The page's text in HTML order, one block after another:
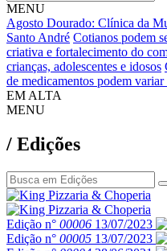
MENU
Agosto Dourado: Clínica da
Santo André Cotianos podem
criativa e fortalecimento do
crianças, adolescentes e idosos
de medicamentos podem
EM ALTA
MENU
/ Edições
Edição n° 00006 13/07/2023
Edição n° 00005 13/07/2023